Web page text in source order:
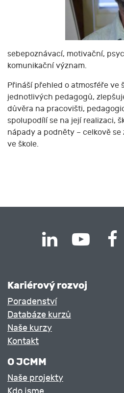
sebepoznávací, motivační,
komunikační význam.
Přináší přehled o atmosféře ve
jednotlivých pedagogů,
důvěra na pracovišti,
spolupodílí se na její realizaci,
nápady a podněty – celkově
ve škole.
Kariérový rozvoj
Poradenství
Databáze kurzů
Naše kurzy
Kontakt
O JCMM
Naše projekty